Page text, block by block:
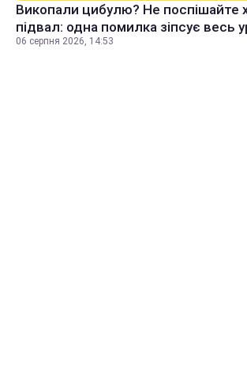
Викопали цибулю? Не поспішайте
підвал: одна помилка зіпсує весь
06 серпня 2026, 14:53